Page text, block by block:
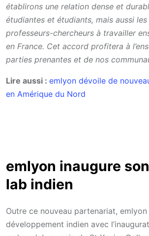
établirons une relation dense et
étudiantes et étudiants, mais aussi
professeurs-chercheurs à travailler
en France. Cet accord profitera à
parties prenantes et de nos
Lire aussi : emlyon dévoile de
en Amérique du Nord
emlyon inaugure
lab indien
Outre ce nouveau partenariat,
développement indien avec